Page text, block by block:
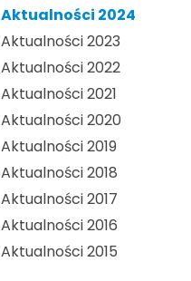
Aktualności 2024
Aktualności 2023
Aktualności 2022
Aktualności 2021
Aktualności 2020
Aktualności 2019
Aktualności 2018
Aktualności 2017
Aktualności 2016
Aktualności 2015